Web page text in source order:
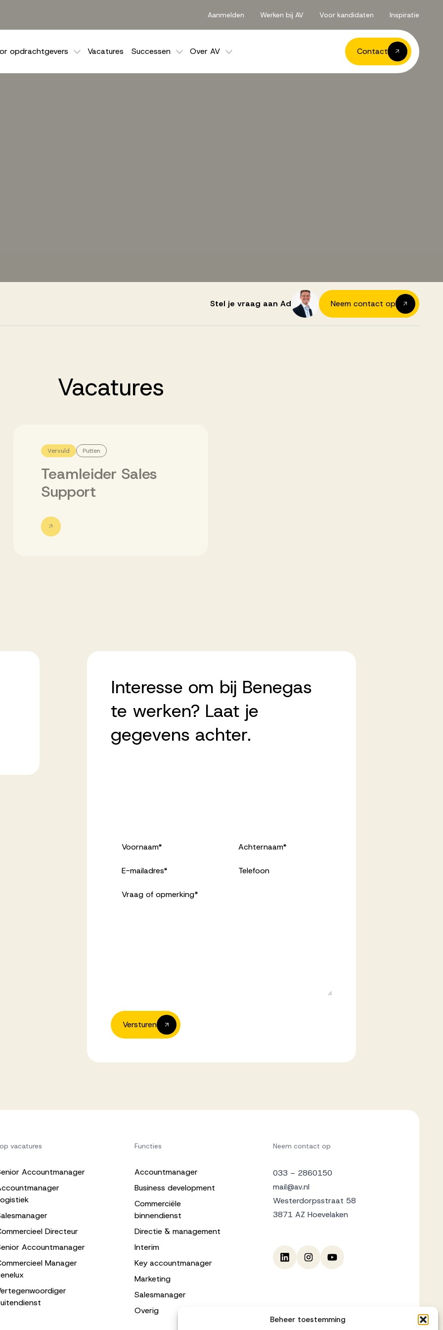
Beheer toestemming
Aanmelden Werken bij AV Voor kandidaten Inspiratie
opdrachtgevers Vacatures Successen Over AV Contact
Stel je vraag aan Ad Neem contact op
Vacatures
Vervuld Putten
Teamleider Sales
Support
Interesse om bij Benegas
te werken? Laat je
gegevens achter.
Voornaam* Achternaam*
E-mailadres* Telefoon
Vraag of opmerking*
Versturen
vacatures
Accountmanager
Directeur
Accountmanager
Manager
Functies
Accountmanager
Business development
Commerciële
binnendienst
Directie & management
Interim
Key accountmanager
Marketing
Salesmanager
Overig
Neem contact op
033 – 2860150
mail@av.nl
Westerdorpsstraat 58
3871 AZ Hoevelaken